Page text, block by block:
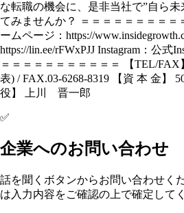
な転職の機会に、是非当社で”自ら
てみませんか？ ＝＝＝＝＝＝＝＝＝
ームページ：https://
https://lin.ee/rFWxPJJ Instagram：公式
＝＝＝＝＝＝＝＝＝＝＝ 【TEL/FAX
表) / FAX.03-6268-8319 【資 本 金】
役】 上川 晋一郎
✅
企業へのお問い合わせ
話を聞くボタンからお問い合わせく
は入力内容をご確認の上で確定して